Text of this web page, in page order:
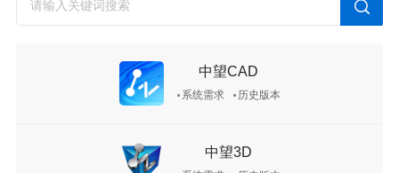
中望CAD
系统需求 历史版本
中望3D